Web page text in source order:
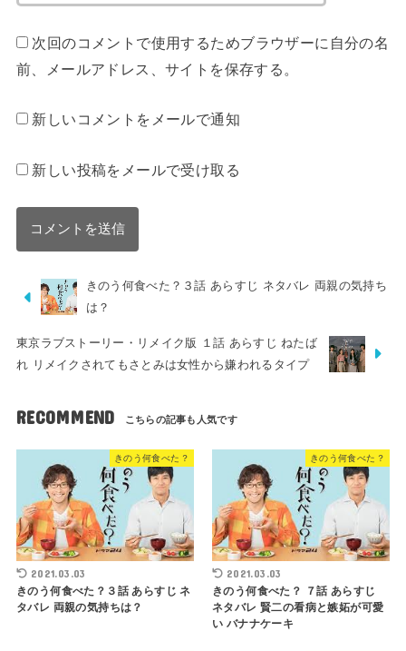
次回のコメントで使用するためブラウザーに自分の名
前、メールアドレス、サイトを保存する。
新しいコメントをメールで通知
新しい投稿をメールで受け取る
きのう何食べた？３話 あらすじ ネタバレ 両親の気持ち
は？
東京ラブストーリー・リメイク版 １話 あらすじ ねたば
れ リメイクされてもさとみは女性から嫌われるタイプ
RECOMMEND
きのう何食べた？
2021.03.03
きのう何食べた？３話 あらすじ ネ
タバレ 両親の気持ちは？
きのう何食べた？
2021.03.03
きのう何食べた？ ７話 あらすじ
ネタバレ 賢二の看病と嫉妬が可愛
い バナナケーキ